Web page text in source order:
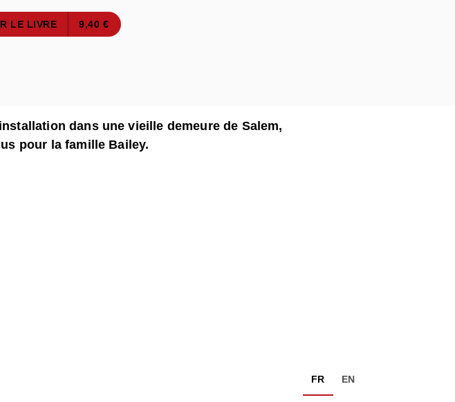
LE LIVRE 9,40 €
dans une vieille demeure de Salem,
pour la famille Bailey.
FR EN